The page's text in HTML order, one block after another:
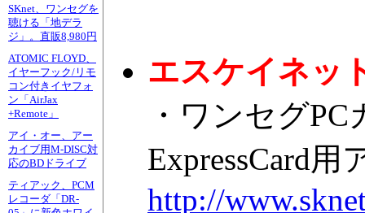
SKnet、ワンセグを
聴ける「地デラ
ジ」。直販8,980円
ATOMIC FLOYD、
イヤーフック/リモ
コン付きイヤフォ
ン「AirJax
+Remote」
アイ・オー、アー
カイブ用M-DISC対
応のBDドライブ
ティアック、PCM
レコーダ「DR-
エスケイネッ
・ワンセグ
ExpressCard
http://